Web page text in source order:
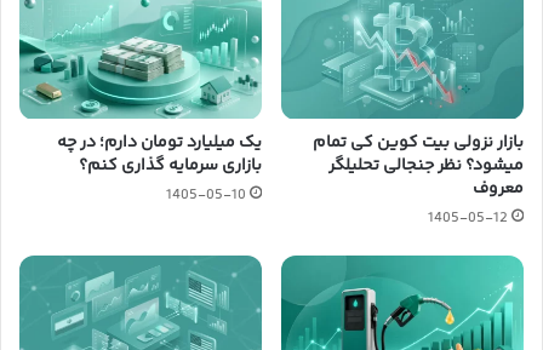
بازار نزولی بیت کوین کی تمام
میشود؟ نظر جنجالی تحلیلگر
معروف
1405-05-12
یک میلیارد تومان دارم؛ در چه
بازاری سرمایه گذاری کنم؟
1405-05-10